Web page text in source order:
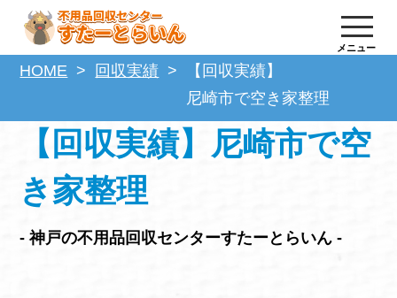
メニュー
HOME 回収実績
【回収実績】
尼崎市で空き家整理
【回収実績】尼崎市で空
き家整理
- 神戸の不用品回収センターすたーとらいん -